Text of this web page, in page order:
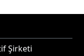
Şirketi